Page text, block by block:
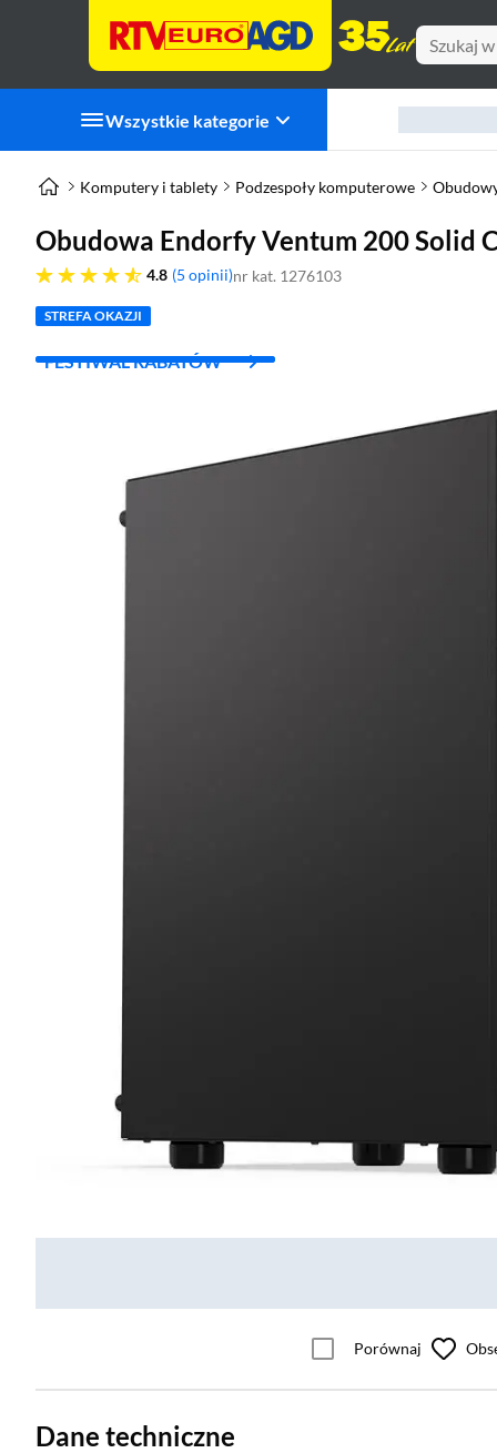
Wszystkie kategorie
Komputery i tablety Podzespoły komputerowe
Obudowa Endorfy Ventum 200 Solid
4.8
4.8 gwiazdek 5 opinii nr kat. 1276103
STREFA OKAZJI
FESTIWAL RABATÓW
Porównaj
Dane techniczne